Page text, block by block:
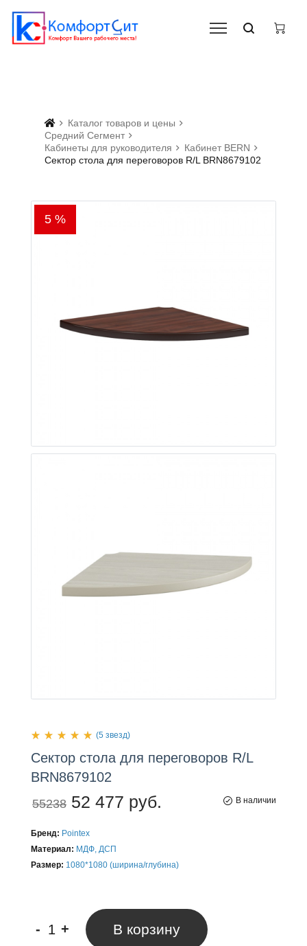
Каталог товаров и цены
Средний Сегмент
Кабинеты для руководителя
Кабинет BERN
Сектор стола для переговоров R/L BRN8679102
5 %
(5 звезд)
Сектор стола для переговоров R/L
BRN8679102
55238 52 477 руб. В наличии
Бренд: Pointex
Материал: МДФ, ДСП
Размер: 1080*1080 (ширина/глубина)
- + В корзину